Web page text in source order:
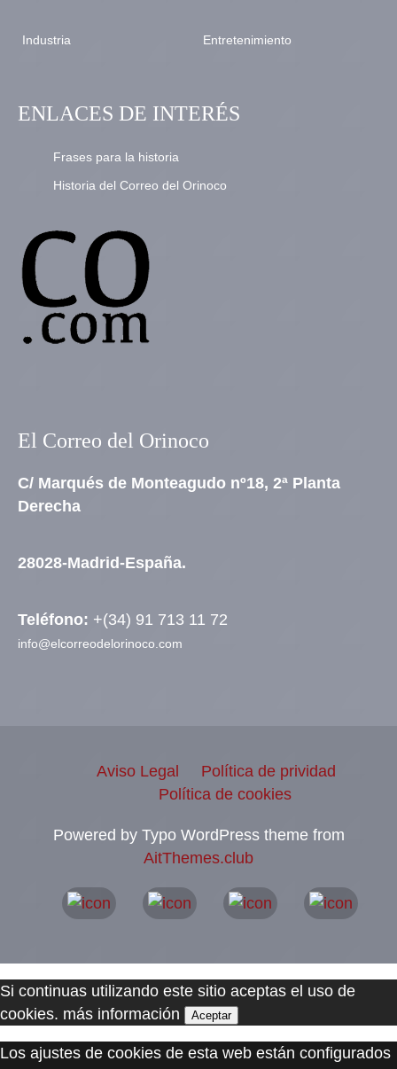
Industria Entretenimiento
ENLACES DE INTERÉS
Frases para la historia
Historia del Correo del Orinoco
El Correo del Orinoco
C/ Marqués de Monteagudo nº18, 2ª Planta
Derecha
28028-Madrid-España.
Teléfono: +(34) 91 713 11 72
info@elcorreodelorinoco.com
Aviso Legal
Política de prividad
Política de cookies
Powered by Typo WordPress theme from
AitThemes.club
Si continuas utilizando este sitio aceptas el uso de
cookies. más información Aceptar
Los ajustes de cookies de esta web están configurados